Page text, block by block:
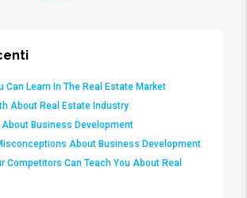
Can Learn In The Real Estate Market
About Real Estate Industry
Business Development
About Business Development
Competitors Can Teach You About Real